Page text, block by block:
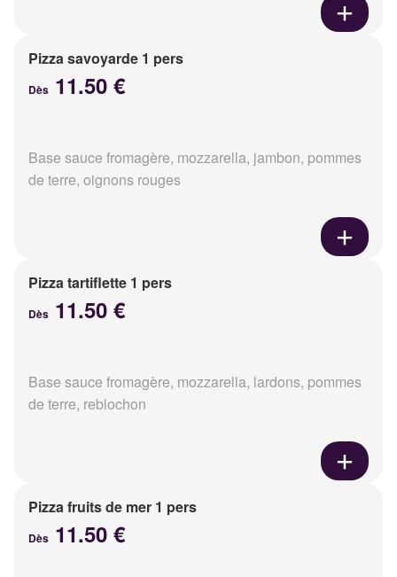
Pizza savoyarde 1 pers
Dès 11.50 €
Base sauce fromagère, mozzarella, jambon, pommes
de terre, oignons rouges
Pizza tartiflette 1 pers
Dès 11.50 €
Base sauce fromagère, mozzarella, lardons, pommes
de terre, reblochon
Pizza fruits de mer 1 pers
Dès 11.50 €